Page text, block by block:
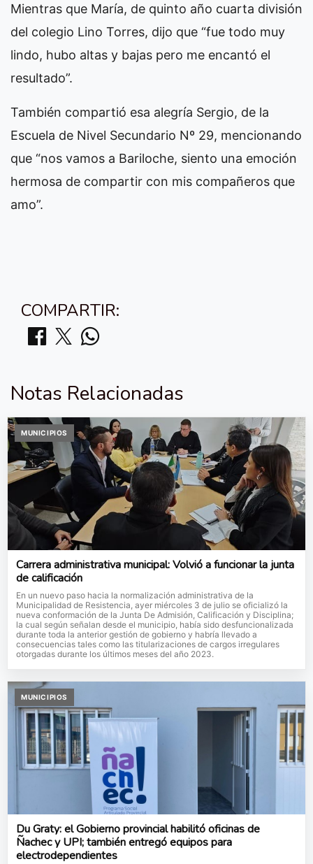
Mientras que María, de quinto año cuarta división
del colegio Lino Torres, dijo que “fue todo muy
lindo, hubo altas y bajas pero me encantó el
resultado”.
También compartió esa alegría Sergio, de la
Escuela de Nivel Secundario Nº 29, mencionando
que “nos vamos a Bariloche, siento una emoción
hermosa de compartir con mis compañeros que
amo”.
COMPARTIR:
Notas Relacionadas
MUNICIPIOS
Carrera administrativa municipal: Volvió a funcionar la junta
de calificación
En un nuevo paso hacia la normalización administrativa de la
Municipalidad de Resistencia, ayer miércoles 3 de julio se oficializó la
nueva conformación de la Junta De Admisión, Calificación y Disciplina;
la cual según señalan desde el municipio, había sido desfuncionalizada
durante toda la anterior gestión de gobierno y habría llevado a
consecuencias tales como las titularizaciones de cargos irregulares
otorgadas durante los últimos meses del año 2023.
MUNICIPIOS
Du Graty: el Gobierno provincial habilitó oficinas de
Ñachec y UPI; también entregó equipos para
electrodependientes